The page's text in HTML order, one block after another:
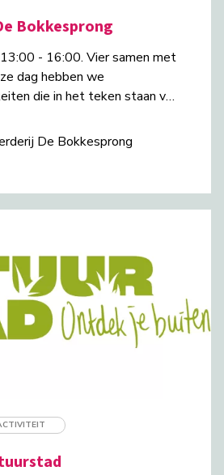
Bokkesprong
- 16:00. Vier samen met
die in het teken staan van
De Bokkesprong